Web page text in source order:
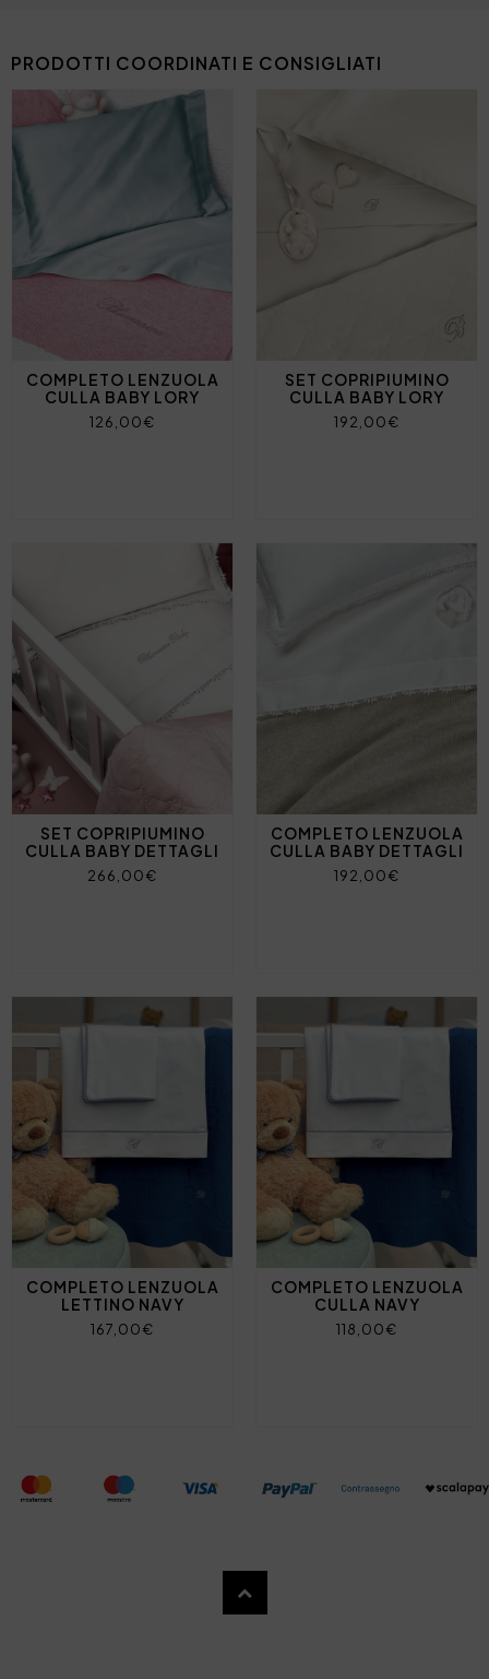
PRODOTTI COORDINATI E CONSIGLIATI
COMPLETO LENZUOLA
CULLA BABY LORY
126,00€
SET COPRIPIUMINO
CULLA BABY LORY
192,00€
SET COPRIPIUMINO
CULLA BABY DETTAGLI
266,00€
COMPLETO LENZUOLA
CULLA BABY DETTAGLI
192,00€
COMPLETO LENZUOLA
LETTINO NAVY
167,00€
COMPLETO LENZUOLA
CULLA NAVY
118,00€